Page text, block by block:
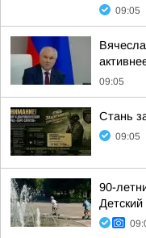
09:05
09:05
Стань
09:05
90-
Детский